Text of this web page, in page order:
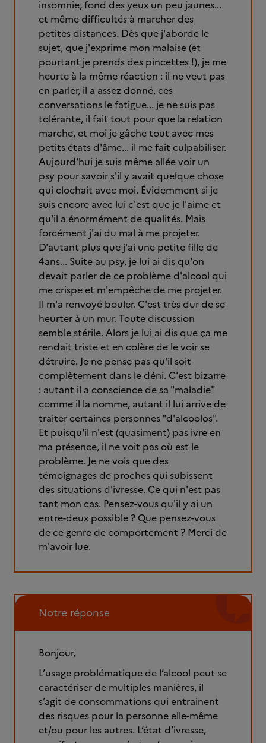
insomnie, fond des yeux un peu jaunes...
et même difficultés à marcher des
petites distances. Dès que j'aborde le
sujet, que j'exprime mon malaise (et
pourtant je prends des pincettes !), je me
heurte à la même réaction : il ne veut pas
en parler, il a assez donné, ces
conversations le fatigue... je ne suis pas
tolérante, il fait tout pour que la relation
marche, et moi je gâche tout avec mes
petits états d'âme... il me fait culpabiliser.
Aujourd'hui je suis même allée voir un
psy pour savoir s'il y avait quelque chose
qui clochait avec moi. Évidemment si je
suis encore avec lui c'est que je l'aime et
qu'il a énormément de qualités. Mais
forcément j'ai du mal à me projeter.
D'autant plus que j'ai une petite fille de
4ans... Suite au psy, je lui ai dis qu'on
devait parler de ce problème d'alcool qui
me crispe et m'empêche de me projeter.
Il m'a renvoyé bouler. C'est très dur de se
heurter à un mur. Toute discussion
semble stérile. Alors je lui ai dis que ça me
rendait triste et en colère de le voir se
détruire. Je ne pense pas qu'il soit
complètement dans le déni. C'est bizarre
: autant il a conscience de sa "maladie"
comme il la nomme, autant il lui arrive de
traiter certaines personnes "d'alcoolos".
Et puisqu'il n'est (quasiment) pas ivre en
ma présence, il ne voit pas où est le
problème. Je ne vois que des
témoignages de proches qui subissent
des situations d'ivresse. Ce qui n'est pas
tant mon cas. Pensez-vous qu'il y ai un
entre-deux possible ? Que pensez-vous
de ce genre de comportement ? Merci de
m'avoir lue.
Notre réponse
Bonjour,
L’usage problématique de l’alcool peut se
caractériser de multiples manières, il
s’agit de consommations qui entrainent
des risques pour la personne elle-même
et/ou pour les autres. L’état d’ivresse,